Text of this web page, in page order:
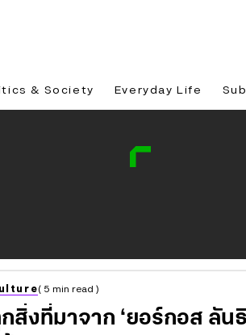
& Society Everyday Life
( 5 min read )
สิ่งที่มาจาก ‘ยอร์กอส ลัน